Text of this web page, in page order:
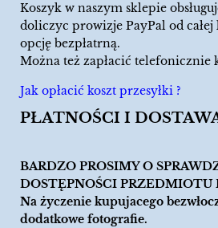
Koszyk w naszym sklepie
doliczyc prowizje PayPal od
opcję bezpłatrną.
Można też zapłacić telefonicznie
Jak opłacić koszt przesyłki ?
PŁATNOŚCI I
BARDZO PROSIMY O
DOSTĘPNOŚCI PRZEDMIOTU
Na życzenie kupujacego
dodatkowe fotografie.